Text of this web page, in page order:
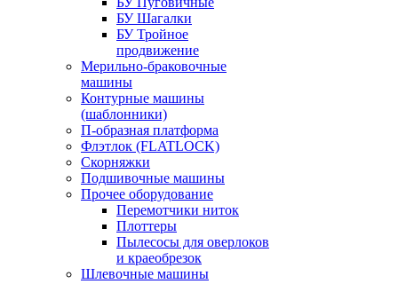
БУ Шагалки
БУ Тройное
продвижение
Мерильно-браковочные
машины
Контурные машины
(шаблонники)
П-образная платформа
Флэтлок (FLATLOCK)
Скорняжки
Подшивочные машины
Прочее оборудование
Перемотчики ниток
Плоттеры
Пылесосы для оверлоков
и краеобрезок
Шлевочные машины